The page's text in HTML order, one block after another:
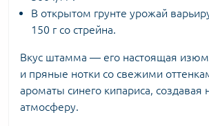
В открытом грунте урожай
150 г со стрейна.
Вкус штамма — его настоящая
и пряные нотки со свежими
ароматы синего кипариса,
атмосферу.